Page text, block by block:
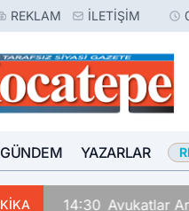
REKLAM İLETIŞIM
GÜNDEM YAZARLAR
14:30 Avukatlar